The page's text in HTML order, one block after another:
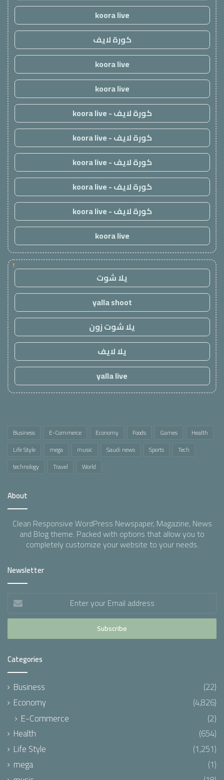
koora live
كورة لايف
koora live
koora live
كورة لايف - koora live
كورة لايف - koora live
كورة لايف - koora live
كورة لايف - koora live
كورة لايف - koora live
koora live
!
يلا شوت
yalla shoot
يلا شوت زون
يلا لايف
yalla live
Business E-Commerce Economy Foods Games
Health
Life Style
mega music Saudi news Sports
Tech
technology
Travel World
About
Clean Responsive WordPress Newspaper, Magazine, News
and Blog theme. Packed with options that allow you to
completely customize your website to your needs.
Newsletter
Enter
your
Email
Categories
Business
(22)
Economy
(4,826)
E-Commerce (2)
Health
(654)
Life Style
(1,251)
mega
(1)